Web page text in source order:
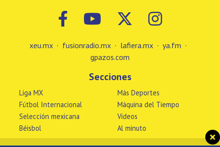
xeu.mx · fusionradio.mx · lafiera.mx · ya.fm ·
gpazos.com
Secciones
Liga MX
Fútbol Internacional
Selección mexicana
Béisbol
Más Deportes
Máquina del Tiempo
Videos
Al minuto